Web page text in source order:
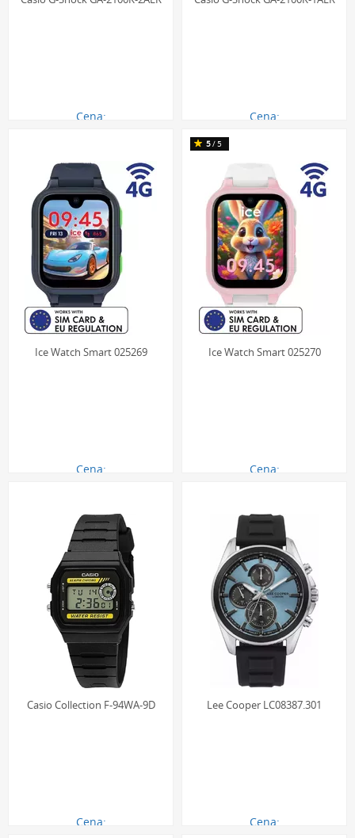
Cena:
Cena:
Ice Watch Smart 025269
Cena:
Ice Watch Smart 025270
Cena:
5/5
Casio Collection F-94WA-9D
Cena:
Lee Cooper LC08387.301
Cena: